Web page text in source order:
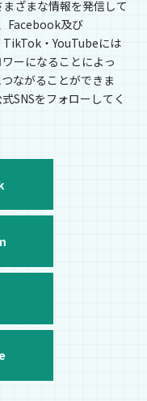
ざまな情報を発信して
Facebook及び
・YouTubeには
ーになることによっ
ながることができま
SNSをフォローしてく